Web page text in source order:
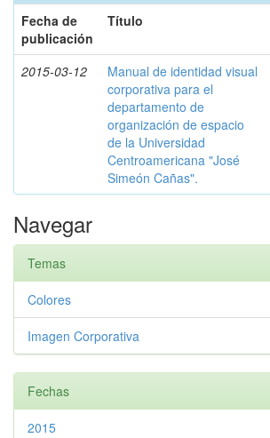
Fecha de
publicación
Título
2015-03-12
Manual de identidad visual
corporativa para el
departamento de
organización de espacio
de la Universidad
Centroamericana "José
Simeón Cañas".
Navegar
Temas
Colores
Imagen Corporativa
Fechas
2015